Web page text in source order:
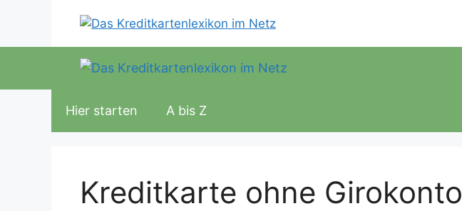
springen
Hier starten A bis Z
Kreditkarte ohne Girokonto